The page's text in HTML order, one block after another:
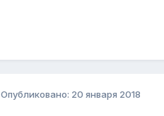
Опубликовано: 20 января 2018